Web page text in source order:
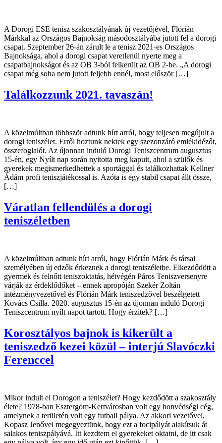
A Dorogi ESE tenisz szakosztályának új vezetőjével, Flórián
Márkkal az Országos Bajnokság másodosztályába jutott fel a dorogi
csapat. Szeptember 26-án zárult le a tenisz 2021-es Országos
Bajnoksága, ahol a dorogi csapat veretlenül nyerte meg a
csapatbajnokságot és az OB 3-ból felkerült az OB 2-be. „A dorogi
csapat még soha nem jutott feljebb ennél, most először […]
Találkozzunk 2021. tavaszán!
A közelmúltban többször adtunk hírt arról, hogy teljesen megújult a
dorogi teniszélet. Erről hoztunk nektek egy szezonzáró emlékidézőt,
összefoglalót. Az újonnan induló Dorogi Teniszcentrum augusztus
15-én, egy Nyílt nap során nyitotta meg kapuit, ahol a szülők és
gyerekek megismerkedhettek a sportággal és találkozhattak Kellner
Ádám profi teniszjátékossal is. Azóta is egy stabil csapat állt össze,
[…]
Váratlan fellendülés a dorogi
teniszéletben
A közelmúltban adtunk hírt arról, hogy Flórián Márk és társai
személyében új edzők érkeznek a dorogi teniszéletbe. Elkezdődött a
gyermek és felnőtt teniszoktatás, hétvégén Páros Teniszversenyre
várják az érdeklődőket – ennek apropóján Szekér Zoltán
intézményvezetővel és Flórián Márk teniszedzővel beszélgetett
Kovács Csilla. 2020. augusztus 15-én az újonnan induló Dorogi
Teniszcentrum nyílt napot tartott. Hogy érzitek? […]
Korosztályos bajnok is kikerült a
teniszedző kezei közül – interjú Slavóczki
Ferenccel
Mikor indult el Dorogon a teniszélet? Hogy kezdődött a szakosztály
élete? 1978-ban Esztergom-Kertvárosban volt egy honvédségi cég,
amelynek a területén volt egy futball pálya. Az akkori vezetővel,
Kopasz Jenővel megegyeztünk, hogy ezt a focipályát alakítsuk át
salakos teniszpályává. Itt kezdtem el gyerekeket oktatni, de itt csak